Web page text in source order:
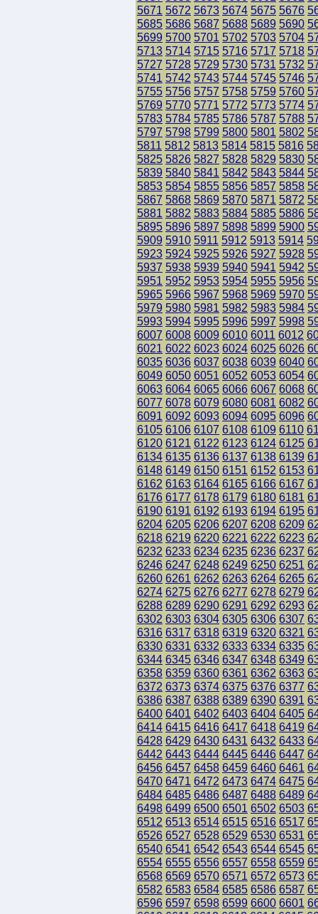
5671 5672 5673 5674 5675 5676
5685 5686 5687 5688 5689 5690
5699 5700 5701 5702 5703 5704
5713 5714 5715 5716 5717 5718
5727 5728 5729 5730 5731 5732
5741 5742 5743 5744 5745 5746
5755 5756 5757 5758 5759 5760
5769 5770 5771 5772 5773 5774
5783 5784 5785 5786 5787 5788
5797 5798 5799 5800 5801 5802
5811 5812 5813 5814 5815 5816
5825 5826 5827 5828 5829 5830
5839 5840 5841 5842 5843 5844
5853 5854 5855 5856 5857 5858
5867 5868 5869 5870 5871 5872
5881 5882 5883 5884 5885 5886
5895 5896 5897 5898 5899 5900
5909 5910 5911 5912 5913 5914
5923 5924 5925 5926 5927 5928
5937 5938 5939 5940 5941 5942
5951 5952 5953 5954 5955 5956
5965 5966 5967 5968 5969 5970
5979 5980 5981 5982 5983 5984
5993 5994 5995 5996 5997 5998
6007 6008 6009 6010 6011 6012
6021 6022 6023 6024 6025 6026
6035 6036 6037 6038 6039 6040
6049 6050 6051 6052 6053 6054
6063 6064 6065 6066 6067 6068
6077 6078 6079 6080 6081 6082
6091 6092 6093 6094 6095 6096
6105 6106 6107 6108 6109 6110
6120 6121 6122 6123 6124 6125
6134 6135 6136 6137 6138 6139
6148 6149 6150 6151 6152 6153
6162 6163 6164 6165 6166 6167
6176 6177 6178 6179 6180 6181
6190 6191 6192 6193 6194 6195
6204 6205 6206 6207 6208 6209
6218 6219 6220 6221 6222 6223
6232 6233 6234 6235 6236 6237
6246 6247 6248 6249 6250 6251
6260 6261 6262 6263 6264 6265
6274 6275 6276 6277 6278 6279
6288 6289 6290 6291 6292 6293
6302 6303 6304 6305 6306 6307
6316 6317 6318 6319 6320 6321
6330 6331 6332 6333 6334 6335
6344 6345 6346 6347 6348 6349
6358 6359 6360 6361 6362 6363
6372 6373 6374 6375 6376 6377
6386 6387 6388 6389 6390 6391
6400 6401 6402 6403 6404 6405
6414 6415 6416 6417 6418 6419
6428 6429 6430 6431 6432 6433
6442 6443 6444 6445 6446 6447
6456 6457 6458 6459 6460 6461
6470 6471 6472 6473 6474 6475
6484 6485 6486 6487 6488 6489
6498 6499 6500 6501 6502 6503
6512 6513 6514 6515 6516 6517
6526 6527 6528 6529 6530 6531
6540 6541 6542 6543 6544 6545
6554 6555 6556 6557 6558 6559
6568 6569 6570 6571 6572 6573
6582 6583 6584 6585 6586 6587
6596 6597 6598 6599 6600 6601